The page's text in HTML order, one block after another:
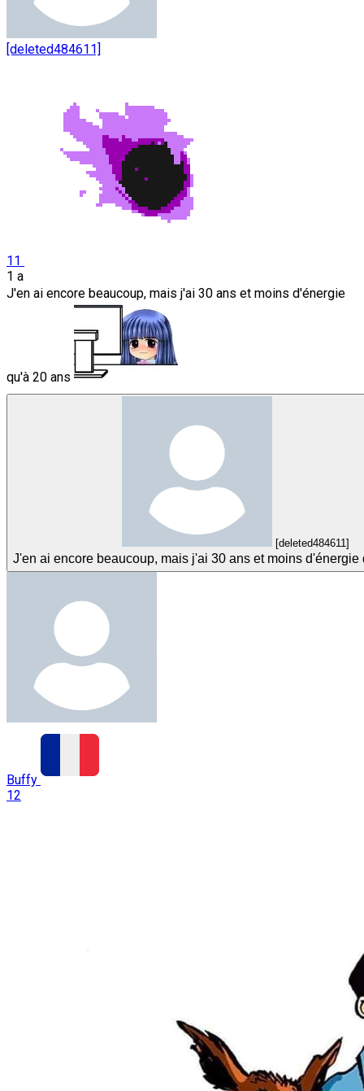
[deleted484611]
11
1 a
J'en ai encore beaucoup, mais j'ai 30 ans et moins d'énergie
qu'à 20 ans
[deleted484611]
J'en ai encore beaucoup, mais j'ai 30 ans et moins
Buffy
12